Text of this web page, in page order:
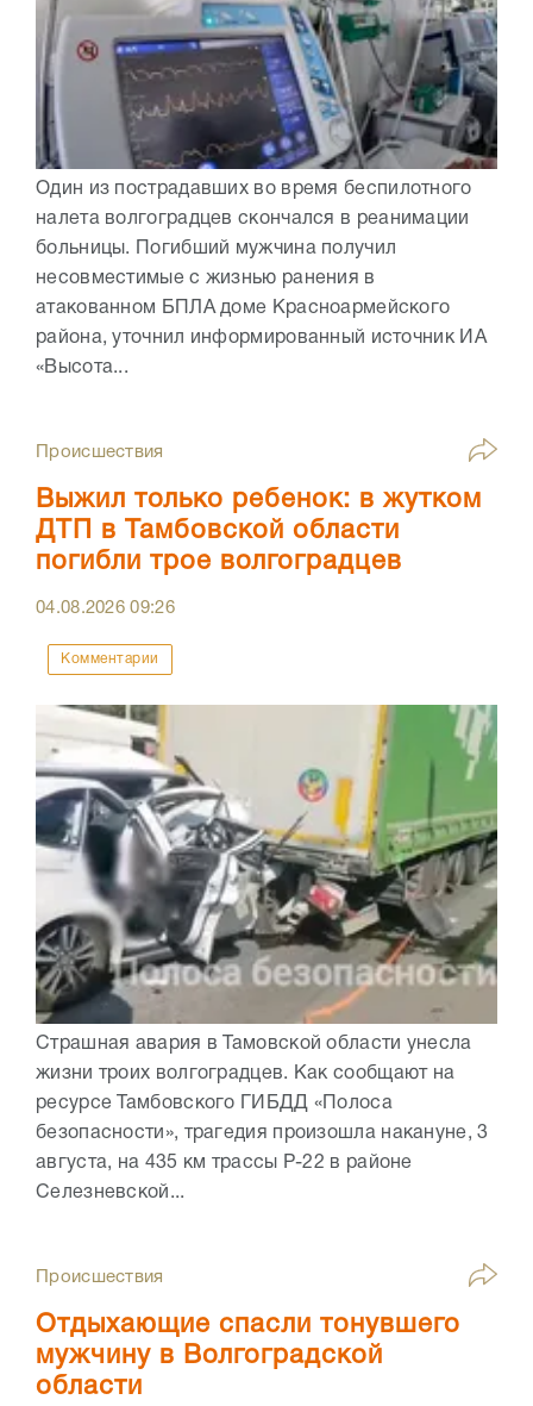
Один из пострадавших во время беспилотного
налета волгоградцев скончался в реанимации
больницы. Погибший мужчина получил
несовместимые с жизнью ранения в
атакованном БПЛА доме Красноармейского
района, уточнил информированный источник ИА
«Высота...
Происшествия
Выжил только ребенок: в жутком
ДТП в Тамбовской области
погибли трое волгоградцев
04.08.202609:26
Комментарии
Страшная авария в Тамовской области унесла
жизни троих волгоградцев. Как сообщают на
ресурсе Тамбовского ГИБДД «Полоса
безопасности», трагедия произошла накануне, 3
августа, на 435 км трассы Р-22 в районе
Селезневской...
Происшествия
Отдыхающие спасли тонувшего
мужчину в Волгоградской
области